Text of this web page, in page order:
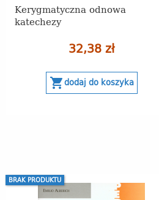
Kerygmatyczna odnowa
katechezy
32,38 zł
shopping_cartdodaj do koszyka
BRAK PRODUKTU